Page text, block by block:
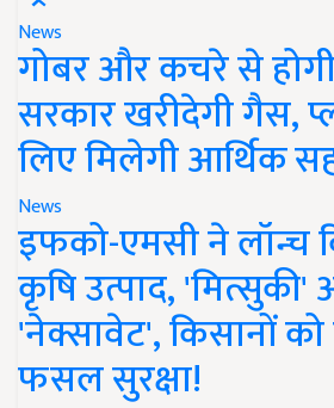
News
गोबर और कचरे से
सरकार खरीदेगी गैस,
लिए मिलेगी आर्थिक
News
इफको-एमसी ने लॉन्च
कृषि उत्पाद,
'नेक्सावेट', किसानों को
फसल सुरक्षा!